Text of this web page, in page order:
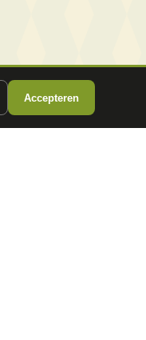
Accepteren